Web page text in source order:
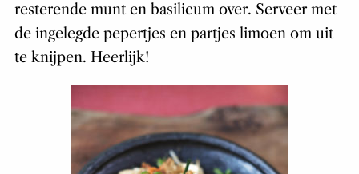
resterende munt en basilicum over. Serveer met
de ingelegde pepertjes en partjes limoen om uit
te knijpen. Heerlijk!